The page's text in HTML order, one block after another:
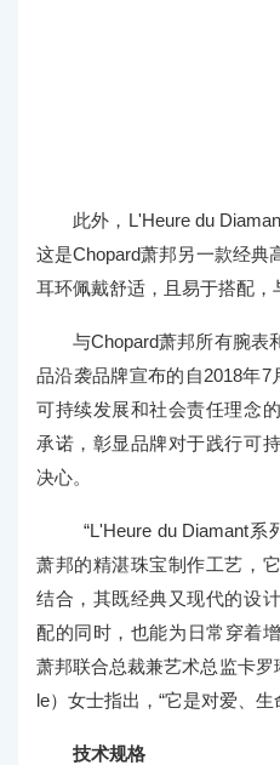
此外，L'Heure du
这是Chopard萧邦另一款经典
耳环佩戴舒适，且易于搭配，
与Chopard萧邦所有腕表
品沿袭品牌宣布的自2018年7
可持续发展和社会责任理念
承诺，彰显品牌对于践行可
决心。
“L'Heure du Diamant
萧邦的精湛珠宝制作工艺，
结合，其既经典又现代的设
配的同时，也能为日常穿着
萧邦联合总裁兼艺术总监卡罗
le）女士指出，“它是对爱、
技术规格